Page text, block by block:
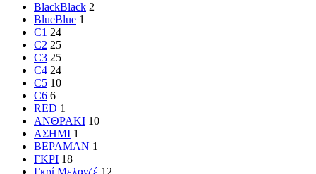
BlackBlack 2
BlueBlue 1
C1 24
C2 25
C3 25
C4 24
C5 10
C6 6
RED 1
ΑΝΘΡΑΚΙ 10
ΑΣΗΜΙ 1
ΒΕΡΑΜΑΝ 1
ΓΚΡΙ 18